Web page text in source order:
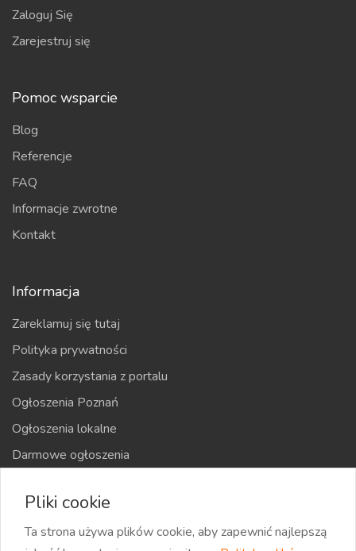
Zaloguj Się
Zarejestruj się
Pomoc wsparcie
Blog
Referencje
FAQ
Informacje zwrotne
Kontakt
Informacja
Zareklamuj się tutaj
Polityka prywatności
Zasady korzystania z portalu
Ogłoszenia Poznań
Ogłoszenia lokalne
Darmowe ogłoszenia
Mapa strony
Pliki cookie
Ta strona używa plików cookie, aby zapewnić najlepszą